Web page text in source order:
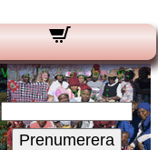
Vart Nyhetsbrev:
Din e-post:
Prenumerera